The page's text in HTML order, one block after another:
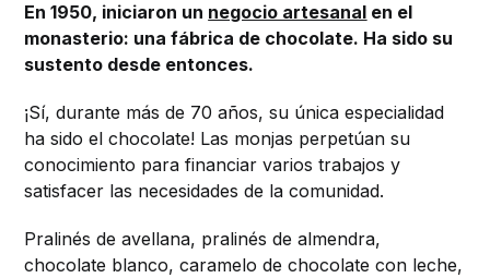
En 1950, iniciaron un negocio artesanal en el
monasterio: una fábrica de chocolate. Ha sido su
sustento desde entonces.
¡Sí, durante más de 70 años, su única especialidad
ha sido el chocolate! Las monjas perpetúan su
conocimiento para financiar varios trabajos y
satisfacer las necesidades de la comunidad.
Pralinés de avellana, pralinés de almendra,
chocolate blanco, caramelo de chocolate con leche,